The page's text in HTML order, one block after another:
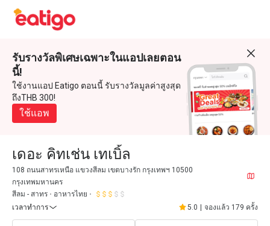
รับรางวัลพิเศษเฉพาะในแอปเลยตอน
นี้!
ใช้งานแอป Eatigo ตอนนี้ รับรางวัลมูลค่าสูงสุด
ถึงTHB 300!
ใช้แอพ
เดอะ คิทเช่น เทเบิ้ล
108 ถนนสาทรเหนือ แขวงสีลม เขตบางรัก กรุงเทพฯ 10500
กรุงเทพมหานคร
สีลม - สาทร
อาหารไทย
เวลาทำการ
5.0 จองแล้ว 179 ครั้ง